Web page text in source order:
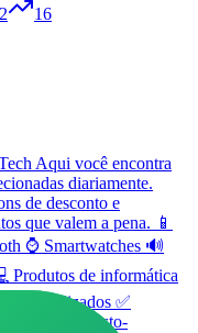
2 16
Aqui você encontra
diariamente.
de desconto e
que valem a pena. 📱
⌚ Smartwatches 🔊
Produtos de informática
atualizados ✅
com bom custo-